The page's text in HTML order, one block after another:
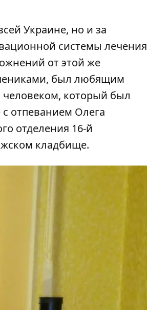
Украине, но и за
системы лечения
от этой же
был любящим
который был
отпеванием Олега
отделения 16-й
кладбище.